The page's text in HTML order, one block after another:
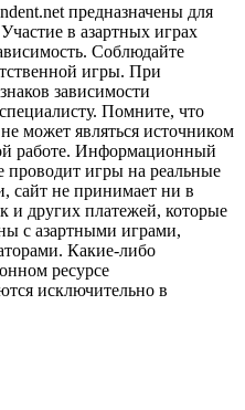
предназначены для
в азартных играх
Соблюдайте
игры. При
зависимости
Помните, что
может являться источником
работе. Информационный
проводит игры на реальные
сайт не принимает ни в
и других платежей, которые
с азартными играми,
Какие-либо
ресурсе
исключительно в